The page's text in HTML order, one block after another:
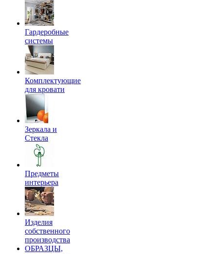
Гардеробные
системы
Комплектующие
для кровати
Зеркала и
Стекла
Предметы
интерьера
Изделия
собственного
производства
ОБРАЗЦЫ,